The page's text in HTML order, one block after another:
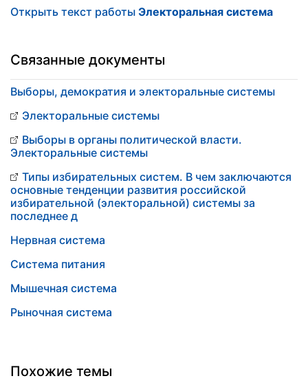
Открыть текст работы Электоральная система
Связанные документы
Выборы, демократия и электоральные системы
Электоральные системы
Выборы в органы политической власти.
Электоральные системы
Типы избирательных систем. В чем заключаются
основные тенденции развития российской
избирательной (электоральной) системы за
последнее д
Нервная система
Система питания
Мышечная система
Рыночная система
Похожие темы